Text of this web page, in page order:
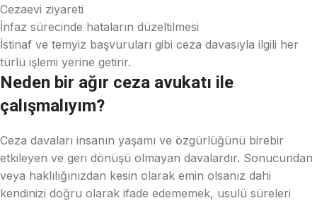
Cezaevi ziyareti
İnfaz sürecinde hataların düzeltilmesi
İstinaf ve temyiz başvuruları gibi ceza davasıyla ilgili her
türlü işlemi yerine getirir.
Neden bir ağır ceza avukatı ile
çalışmalıyım?
Ceza davaları insanın yaşamı ve özgürlüğünü birebir
etkileyen ve geri dönüşü olmayan davalardır. Sonucundan
veya haklılığınızdan kesin olarak emin olsanız dahi
kendinizi doğru olarak ifade edememek, usulü süreleri